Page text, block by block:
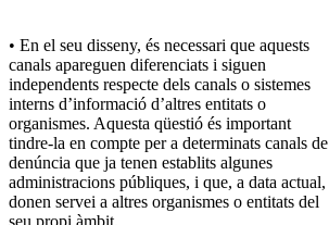
• En el seu disseny, és necessari que aquests
canals apareguen diferenciats i siguen
independents respecte dels canals o sistemes
interns d’informació d’altres entitats o
organismes. Aquesta qüestió és important
tindre-la en compte per a determinats canals de
denúncia que ja tenen establits algunes
administracions públiques, i que, a data actual,
donen servei a altres organismes o entitats del